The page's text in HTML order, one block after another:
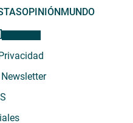
OPINIÓN MUNDO